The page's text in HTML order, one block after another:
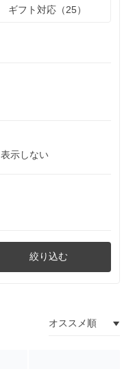
ギフト対応（25）
表示しない
絞り込む